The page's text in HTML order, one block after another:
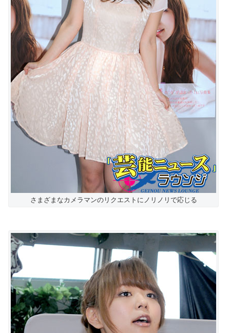
さまざまなカメラマンのリクエストにノリノリで応じる